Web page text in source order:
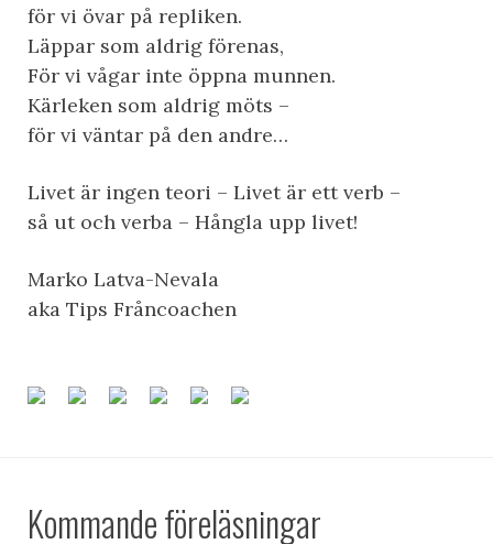
för vi övar på repliken.
Läppar som aldrig förenas,
För vi vågar inte öppna munnen.
Kärleken som aldrig möts –
för vi väntar på den andre…
Livet är ingen teori – Livet är ett verb –
så ut och verba – Hångla upp livet!
Marko Latva-Nevala
aka Tips Fråncoachen
Kommande föreläsningar